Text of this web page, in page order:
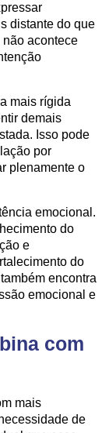
distante do que
não acontece
mais rígida
demais
Isso pode
por
plenamente o
emocional.
do
e
do
encontra
emocional e
com
mais
de